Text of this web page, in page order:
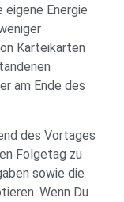
Energie
Karteikarten
am Ende des
des Vortages
Folgetag zu
sowie die
Wenn Du